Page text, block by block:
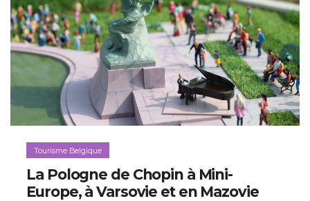
Tourisme Belgique
La Pologne de Chopin à Mini-
Europe, à Varsovie et en Mazovie